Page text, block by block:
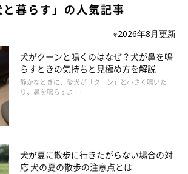
と暮らす」の人気記事
※2026年8月更新
犬がクーンと鳴くのはなぜ？犬が鼻を鳴
らすときの気持ちと見極め方を解説
静かなときに、愛犬が「クーン」と小さく鳴いた
り、鼻を鳴らすよ …
犬が夏に散歩に行きたがらない場合の対
応 犬の夏の散歩の注意点とは